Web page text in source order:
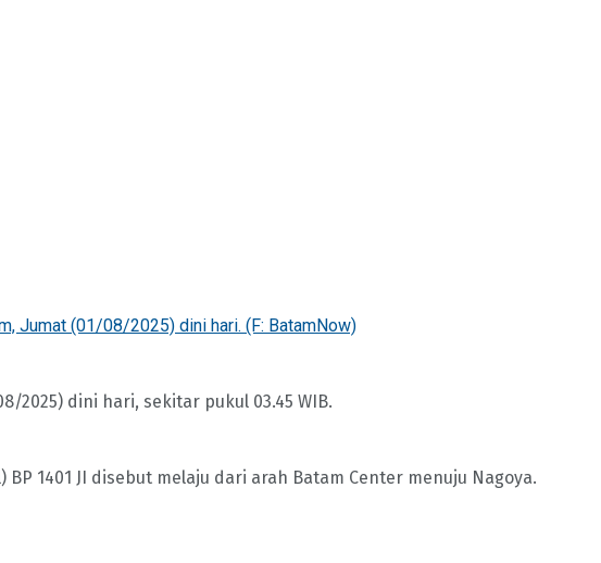
Jumat (01/08/2025) dini hari. (F: BatamNow)
2025) dini hari, sekitar pukul 03.45 WIB.
1401 JI disebut melaju dari arah Batam Center menuju Nagoya.